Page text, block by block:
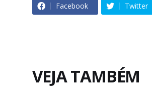
Facebook Twitter
VEJA TAMBÉM